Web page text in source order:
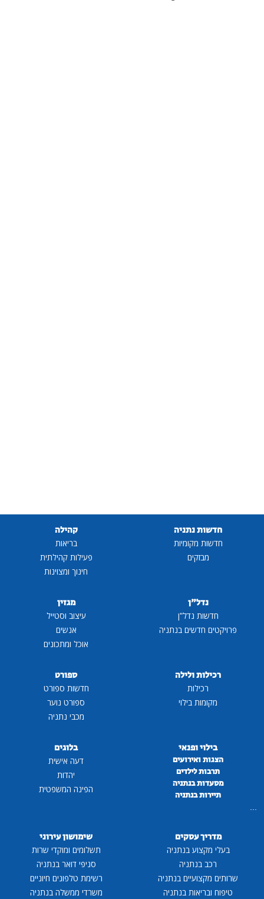
חדשות נתניה
חדשות מקומיות
מבזקים
קהילה
בריאות
פעילות קהילתית
חינוך ומצוינות
נדל"ן
חדשות נדל"ן
פרויקטים חדשים בנתניה
מגזין
עיצוב וסטייל
אנשים
אוכל ומתכונים
רכילות ולילה
רכילות
מקומות בילוי
ספורט
חדשות ספורט
ספורט נוער
מכבי נתניה
בילוי ופנאי
הצגות ואירועים
תרבות לילדים
מסעדות בנתניה
תיירות בנתניה
...
בלוגים
דעה אישית
יהדות
הפינה המשפטית
מדריך עסקים
בעלי מקצוע בנתניה
רכב בנתניה
שרותים מקצועיים בנתניה
טיפוח ובריאות בנתניה
שימושון עירוני
תשלומים ומוקדי שרות
סניפי דואר בנתניה
רשימת טלפונים חיוניים
משרדי ממשלה בנתניה